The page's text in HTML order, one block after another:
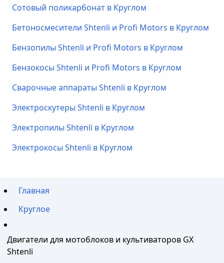
Сотовый поликарбонат в Круглом
Бетоносмесители Shtenli и Profi Motors в Круглом
Бензопилы Shtenli и Profi Motors в Круглом
Бензокосы Shtenli и Profi Motors в Круглом
Сварочные аппараты Shtenli в Круглом
Электроскутеры Shtenli в Круглом
Электропилы Shtenli в Круглом
Электрокосы Shtenli в Круглом
Главная
Круглое
Двигатели для мотоблоков и культиваторов GX
Shtenli